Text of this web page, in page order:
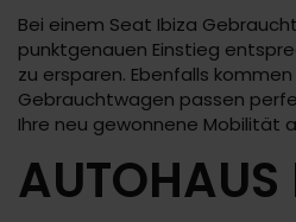
Bei einem Seat Ibiza
punktgenauen Einstieg
zu ersparen. Ebenfalls
Gebrauchtwagen passen
Ihre neu gewonnene Mobilität
AUTOHAUS